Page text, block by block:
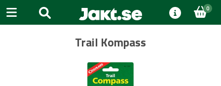
0
Trail Kompass